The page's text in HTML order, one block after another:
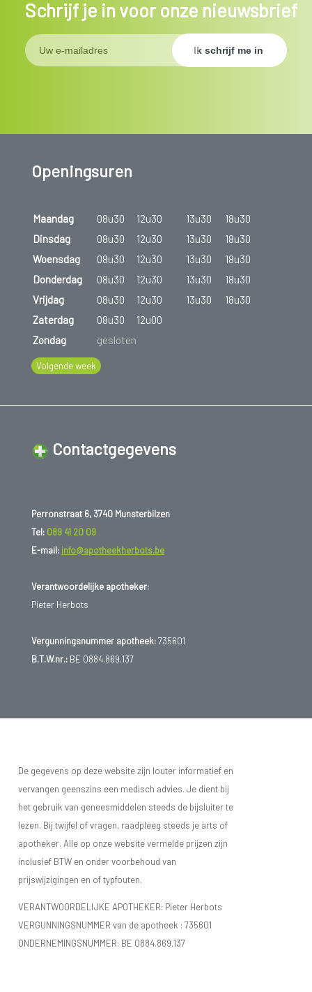
Schrijf je in voor onze nieuwsbrief
Openingsuren
Maandag 08u30 12u30 13u30
18u30
Dinsdag
08u30 12u30 13u30
18u30
Woensdag
08u30 12u30 13u30
18u30
Donderdag
08u30 12u30 13u30
18u30
Vrijdag
08u30 12u30 13u30
18u30
Zaterdag
08u30
12u00
Zondag
gesloten
Volgende week
Contactgegevens
Perronstraat 6, 3740 Munsterbilzen
Tel: 089 41 20 09
E-mail: info@apotheekherbots.be
Verantwoordelijke apotheker:
Pieter Herbots
Vergunningsnummer apotheek:735601
B.T.W.nr.:BE 0884.869.137
De gegevens op deze website zijn louter informatief en
vervangen geenszins een medisch advies. Je dient bij
het gebruik van geneesmiddelen steeds de bijsluiter te
lezen. Bij twijfel of vragen, raadpleeg steeds je arts of
apotheker. Alle op onze website vermelde prijzen zijn
inclusief BTW en onder voorbehoud van
prijswijzigingen en of typfouten.
VERANTWOORDELIJKE APOTHEKER: Pieter Herbots
VERGUNNINGSNUMMER van de apotheek : 735601
ONDERNEMINGSNUMMER: BE 0884.869.137